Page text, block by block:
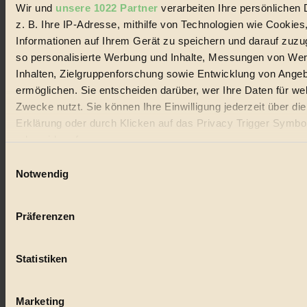
Wir und unsere 1022 Partner verarbeiten Ihre persönlichen
z. B. Ihre IP-Adresse, mithilfe von Technologien wie
Informationen auf Ihrem Gerät zu speichern und darauf
so personalisierte Werbung und Inhalte, Messungen von
Inhalten, Zielgruppenforschung sowie Entwicklung von
ermöglichen. Sie entscheiden darüber, wer Ihre Daten für
Zwecke nutzt. Sie können Ihre Einwilligung jederzeit über
Erklärung oder durch Klicken auf das Privacy Trigger
oder widerrufen
Wenn Sie es erlauben, würden wir auch gerne:
Ihr Gerät durch aktives Scannen nach bestimmten
Erfahren Sie mehr darüber, wie Ihre persönlichen Daten
Notwendig
Präferenzen
Statistiken
Marketing
Lebensmittel
Natur
Essen